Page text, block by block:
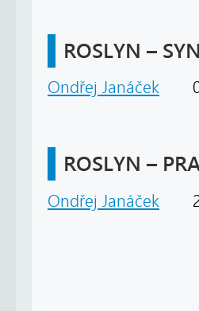
ROSLYN –
Ondřej Janáček
ROSLYN –
Ondřej Janáček